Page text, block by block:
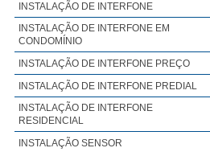
INSTALAÇÃO DE INTERFONE
INSTALAÇÃO DE INTERFONE EM
CONDOMÍNIO
INSTALAÇÃO DE INTERFONE PREÇO
INSTALAÇÃO DE INTERFONE PREDIAL
INSTALAÇÃO DE INTERFONE
RESIDENCIAL
INSTALAÇÃO SENSOR